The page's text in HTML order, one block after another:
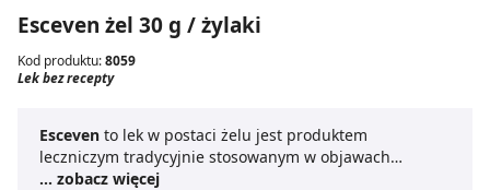
Esceven żel 30 g / żylaki
Kod produktu:8059
Lek bez recepty
Esceven to lek w postaci żelu jest produktem
leczniczym tradycyjnie stosowanym w objawach
przewlekłej niewydolności żylnej, takich jak ból, uczucie
... zobacz więcej